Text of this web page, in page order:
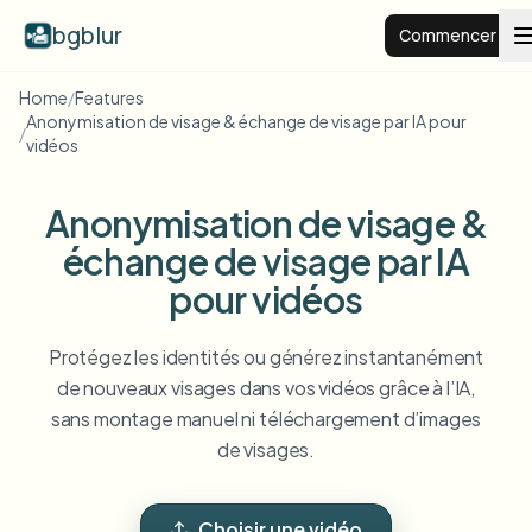
bgblur Commencer
Arrière-plan flou
Exemples
Voir tous les exemples
Parcourir toute la bibliothèque d'exemples
Flouter la plaque
Fonctionnalités
View all features
Browse every blur tool in one place
Entreprise
Écoles et éducation
Home/Features
/
Anonymisation de visage & échange de visage par IA pour
vidéos
Anonymisation de visage &
échange de visage par IA
pour vidéos
Protégez les identités ou générez instantanément
de nouveaux visages dans vos vidéos grâce à l’IA,
sans montage manuel ni téléchargement d’images
de visages.